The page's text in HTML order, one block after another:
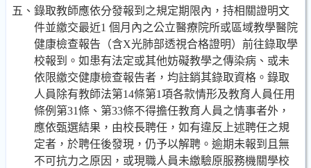
五、 錄取教師應依分發報到之規定期限內，持相關證明文
件並繳交最近1 個月內之公立醫療院所或區域教學醫院
健康檢查報告（含X光肺部透視合格證明）前往錄取學
校報到。如患有法定或其他妨礙教學之傳染病、或未
依限繳交健康檢查報告者，均註銷其錄取資格。 錄取
人員除有教師法第14條第1項各款情形及教育人員任用
條例 第31條、第33條不得擔任教育人員之情事者外，
應依甄選結果，由校長聘任，如有違反上述聘任之規
定者，於聘任後發現，仍予以解聘。逾期未報到且無
不可抗力之原因，或現職人員未繳驗原服務機關學校